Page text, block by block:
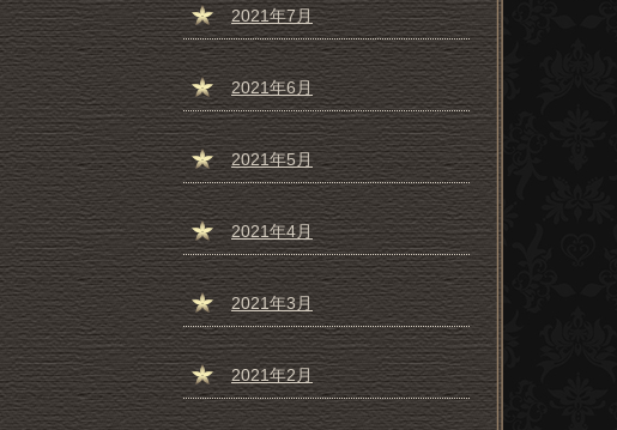
2021年7月
2021年6月
2021年5月
2021年4月
2021年3月
2021年2月